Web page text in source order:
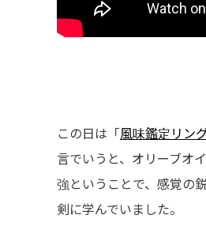
この日は「風味鑑定リン
言でいうと、オリーブオ
強ということで、感覚の
剣に学んでいました。